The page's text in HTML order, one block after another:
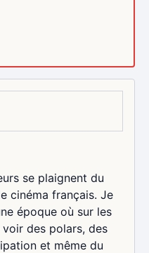
se plaignent du
cinéma français. Je
époque où sur les
des polars, des
et même du